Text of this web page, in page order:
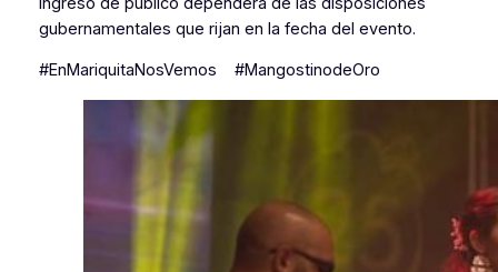
gubernamentales que rijan en la fecha del evento.
#EnMariquitaNosVemos #MangostinodeOro